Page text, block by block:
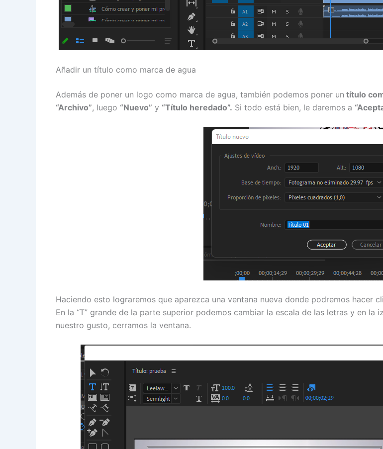
Añadir un título como marca de agua
Además de poner un logo como marca de agua, también podemos poner un título
“Archivo”, luego “Nuevo” y “Título heredado”. Si todo está bien, le daremos a
Haciendo esto lograremos que aparezca una ventana nueva donde podremos hacer
En la “T” grande de la parte superior podemos cambiar la escala de las letras y en
nuestro gusto, cerramos la ventana.